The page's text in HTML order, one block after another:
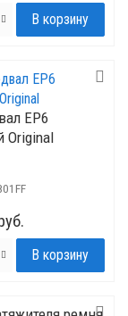
EP6
Original